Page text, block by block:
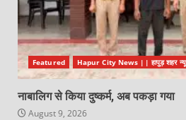
Featured Hapur City News || हापुड़ शहर
नाबालिग से किया दुष्कर्म, अब पकड़ा गया
August 9, 2026